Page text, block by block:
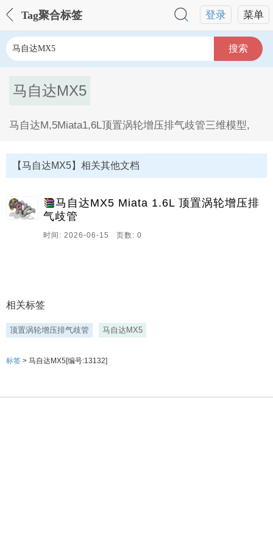
菜单
登录
Tag聚合标签
搜索
马自达MX5
马自达M,5Miata1,6L顶置涡轮增压排气歧管三维模型,
【马自达MX5】相关其他文档
马自达MX5 Miata 1.6L 顶置涡轮增压排
气歧管
时间: 2026-06-15 页数: 0
相关标签
顶置涡轮增压排气歧管 马自达MX5
标签 > 马自达MX5[编号:13132]